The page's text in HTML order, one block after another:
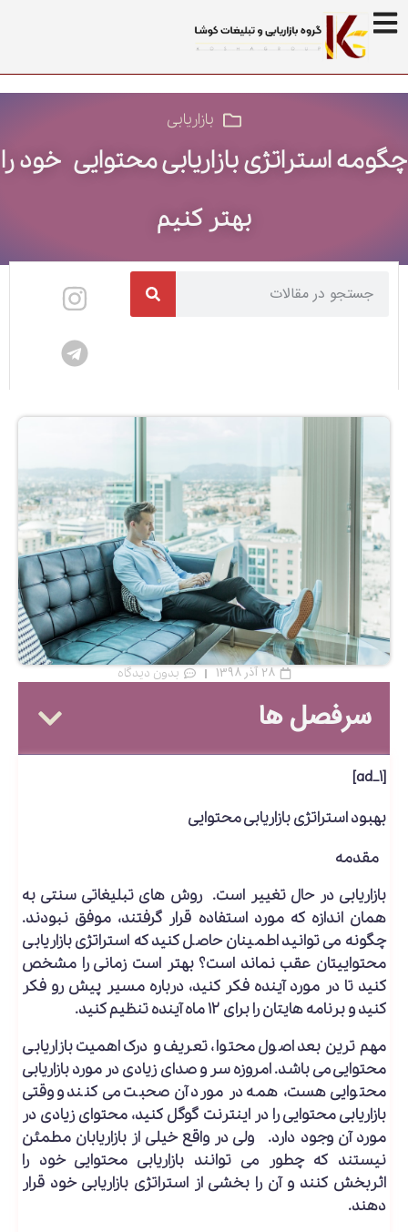
بازاریابی
چگومه استراتژی بازاریابی محتوایی خود را
بهتر کنیم
28 آذر 1398 بدون دیدگاه
سرفصل ها
[ad_1]
بهبود استراتژی بازاریابی محتوایی
مقدمه
بازاریابی در حال تغییر است. روش های تبلیغاتی سنتی به
همان اندازه که مورد استفاده قرار گرفتند، موفق نبودند.
چگونه می توانید اطمینان حاصل کنید که استراتژی بازاریابی
محتواییتان عقب نماند است؟ بهتر است زمانی را مشخص
کنید تا در مورد آینده فکر کنید، درباره مسیر پیش رو فکر
کنید و برنامه هایتان را برای ۱۲ ماه آینده تنظیم کنید.
مهم ترین بعد اصول محتوا، تعریف و درک اهمیت بازاریابی
محتوایی می باشد. امروزه سر و صدای زیادی در مورد بازاریابی
محتوایی هست، همه در مورد آن صحبت می کنند و وقتی
بازاریابی محتوایی را در اینترنت گوگل کنید، محتوای زیادی در
مورد آن وجود دارد. ولی در واقع خیلی از بازاریابان مطمئن
نیستند که چطور می توانند بازاریابی محتوایی خود را
اثربخش کنند و آن را بخشی از استراتژی بازاریابی خود قرار
دهند.